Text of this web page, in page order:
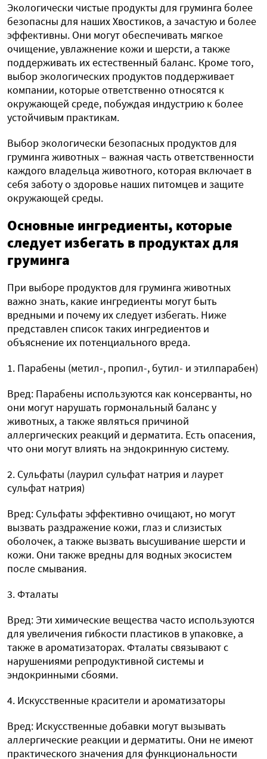
Экологически чистые продукты для груминга более
безопасны для наших Хвостиков, а зачастую и более
эффективны. Они могут обеспечивать мягкое
очищение, увлажнение кожи и шерсти, а также
поддерживать их естественный баланс. Кроме того,
выбор экологических продуктов поддерживает
компании, которые ответственно относятся к
окружающей среде, побуждая индустрию к более
устойчивым практикам.
Выбор экологически безопасных продуктов для
груминга животных – важная часть ответственности
каждого владельца животного, которая включает в
себя заботу о здоровье наших питомцев и защите
окружающей среды.
Основные ингредиенты, которые
следует избегать в продуктах для
груминга
При выборе продуктов для груминга животных
важно знать, какие ингредиенты могут быть
вредными и почему их следует избегать. Ниже
представлен список таких ингредиентов и
объяснение их потенциального вреда.
1. Парабены (метил-, пропил-, бутил- и этилпарабен)
Вред: Парабены используются как консерванты, но
они могут нарушать гормональный баланс у
животных, а также являться причиной
аллергических реакций и дерматита. Есть опасения,
что они могут влиять на эндокринную систему.
2. Сульфаты (лаурил сульфат натрия и лаурет
сульфат натрия)
Вред: Сульфаты эффективно очищают, но могут
вызвать раздражение кожи, глаз и слизистых
оболочек, а также вызвать высушивание шерсти и
кожи. Они также вредны для водных экосистем
после смывания.
3. Фталаты
Вред: Эти химические вещества часто используются
для увеличения гибкости пластиков в упаковке, а
также в ароматизаторах. Фталаты связывают с
нарушениями репродуктивной системы и
эндокринными сбоями.
4. Искусственные красители и ароматизаторы
Вред: Искусственные добавки могут вызывать
аллергические реакции и дерматиты. Они не имеют
практического значения для функциональности